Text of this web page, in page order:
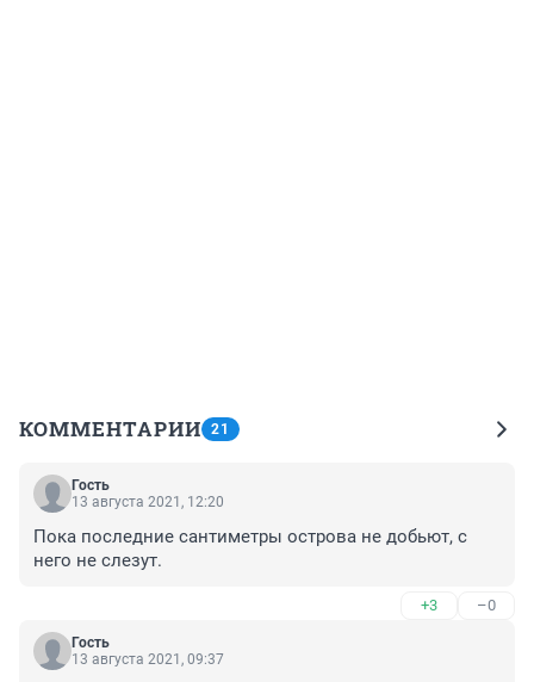
КОММЕНТАРИИ 21
Гость
13 августа 2021, 12:20
Пока последние сантиметры острова не добьют, с
него не слезут.
+3 –0
Гость
13 августа 2021, 09:37